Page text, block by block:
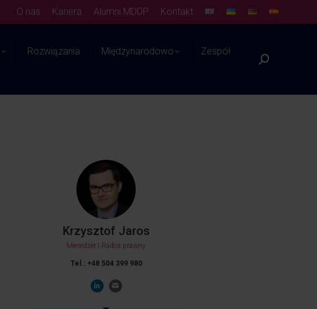
O nas Kariera Alumni MDDP Kontakt
Rozwiązania Międzynarodowo Zespół
Krzysztof Jaros
Menedżer I Radca prawny
Tel.: +48 504 399 980